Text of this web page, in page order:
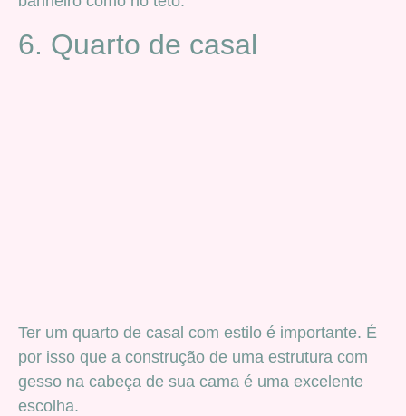
6. Quarto de casal
Ter um quarto de casal com estilo é importante. É
por isso que a construção de uma estrutura com
gesso na cabeça de sua cama é uma excelente
escolha.